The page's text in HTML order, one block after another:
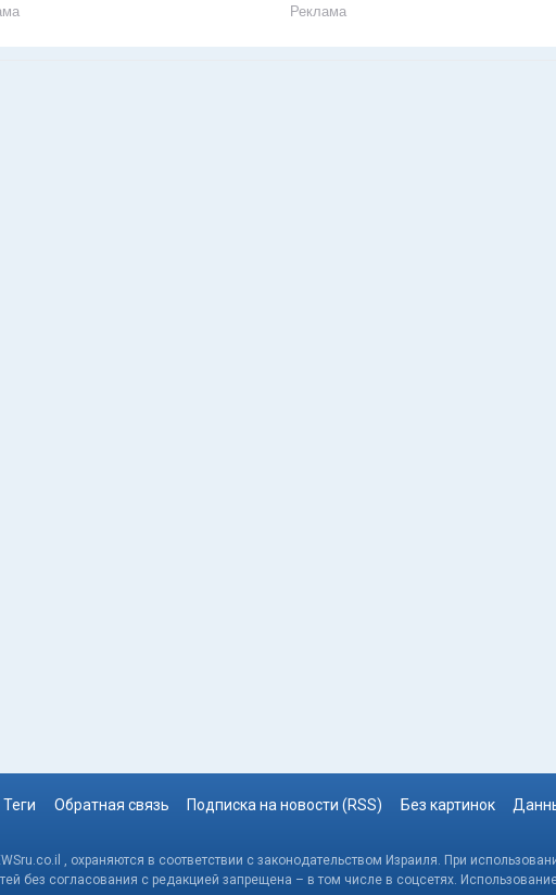
Реклама
Теги Обратная связь Подписка на новости (RSS) Без картинок
, охраняются в соответствии с законодательством Израиля. При
без согласования с редакцией запрещена – в том числе в соцсетях.